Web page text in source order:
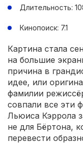
Длительность:
Кинопоиск: 7.1
Картина стала
на большие
причина в
идее, или
фамилии
совпали все эти
Льюиса Кэррола
не для Бёртона,
перевести